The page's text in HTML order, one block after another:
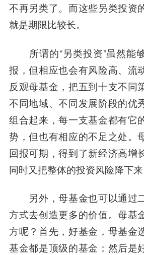
不再另类了。而这些另类投资
就是期限比较长。
所谓的“另类投资”虽然能
报，但相应也会有风险高、流
反观母基金，把五到十支不同
不同地域、不同发展阶段的优
组合起来，每一支基金都有它
势，但也有相应的不足之处。
回报可期，得到了新经济高增
同时又把整体的投资风险降下来
另外，母基金也可以通过
方式去创造更多的价值。母基
方呢？首先，好基金，母基金
基金都是顶级的基金；然后是